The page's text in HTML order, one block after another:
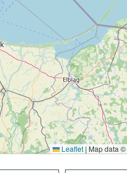
Leaflet | Map data ©